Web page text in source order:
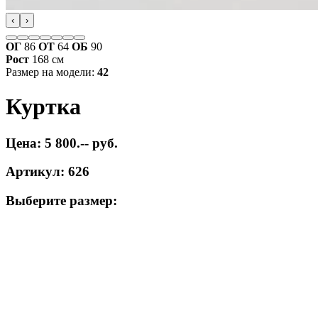
‹ ›
ОГ 86 ОТ 64 ОБ 90
Рост 168 см
Размер на модели: 42
Куртка
Цена: 5 800.-- руб.
Артикул: 626
Выберите размер: